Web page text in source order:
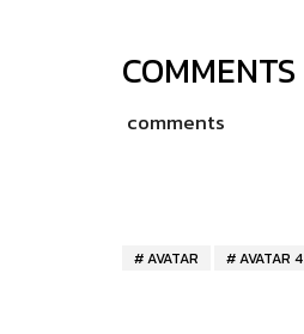
COMMENTS
comments
AVATAR AVATAR 4